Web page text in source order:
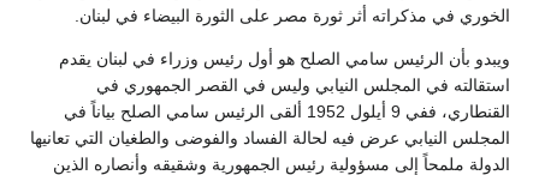
الخوري في مذكراته أثر ثورة مصر على الثورة البيضاء في لبنان.
ويبدو بأن الرئيس سامي الصلح هو أول رئيس وزراء في لبنان يقدم
استقالته في المجلس النيابي وليس في القصر الجمهوري في
القنطاري، ففي 9 أيلول 1952 ألقى الرئيس سامي الصلح بياناً في
المجلس النيابي عرض فيه لحالة الفساد والفوضى والطغيان التي تعانيها
الدولة ملمحاً إلى مسؤولية رئيس الجمهورية وشقيقه وأنصاره الذين